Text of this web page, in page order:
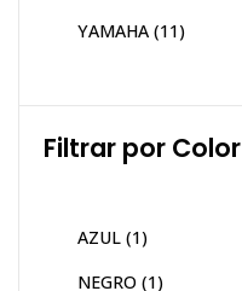
YAMAHA (11)
Filtrar por Color
AZUL (1)
NEGRO (1)